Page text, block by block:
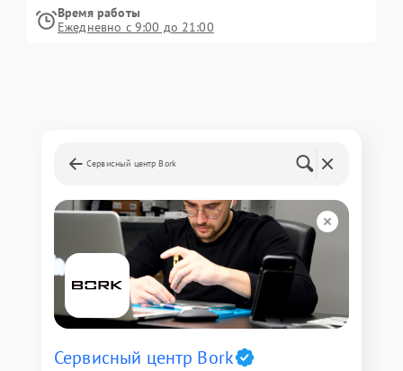
Время работы
Ежедневно с 9:00 до 21:00
Сервисный центр Bork
Сервисный центр Bork